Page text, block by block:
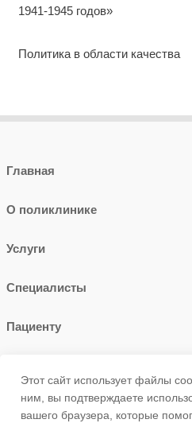
1941-1945 годов»
Политика в области качества
Главная
О поликлинике
Услуги
Специалисты
Пациенту
+7 (347)272-13-66
Этот сайт использует файлы
ним, вы подтверждаете
вашего браузера, которые